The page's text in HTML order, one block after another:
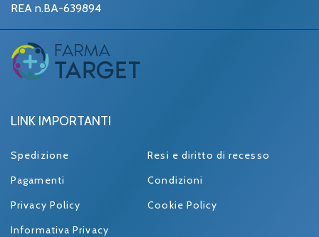
REA n.BA-639894
LINK IMPORTANTI
Spedizione
Resi e diritto di recesso
Pagamenti
Condizioni
Privacy Policy
Cookie Policy
Informativa Privacy